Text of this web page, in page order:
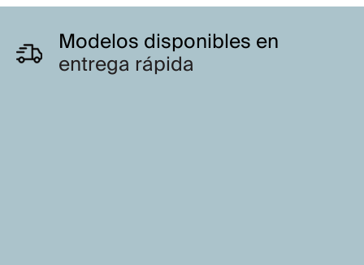
Modelos disponibles en
entrega rápida